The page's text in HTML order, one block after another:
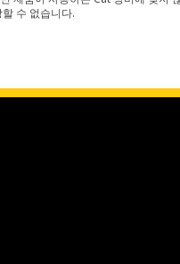
수 없습니다.